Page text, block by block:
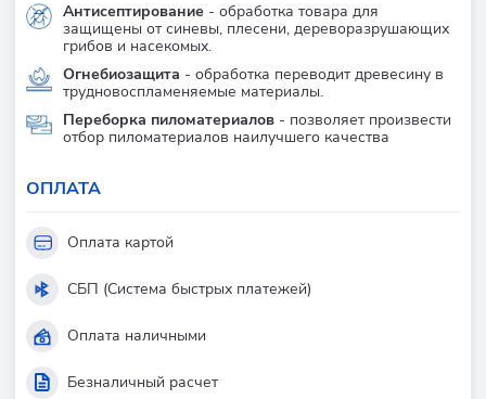
Антисептирование - обработка товара для
защищены от синевы, плесени, дереворазрушающих
грибов и насекомых.
Огнебиозащита - обработка переводит древесину в
трудновоспламеняемые материалы.
Переборка пиломатериалов - позволяет произвести
отбор пиломатериалов наилучшего качества
ОПЛАТА
Оплата картой
СБП (Система быстрых платежей)
Оплата наличными
Безналичный расчет